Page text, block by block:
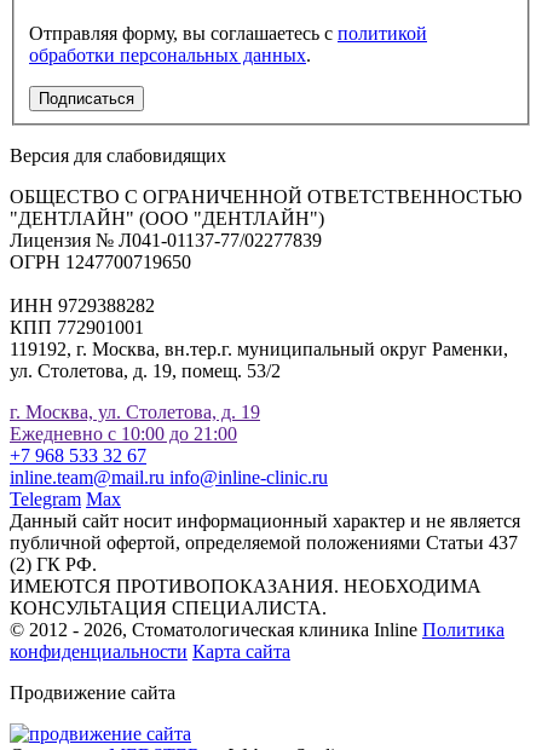
Отправляя форму, вы соглашаетесь с политикой
обработки персональных данных.
Подписаться
Версия для слабовидящих
ОБЩЕСТВО С ОГРАНИЧЕННОЙ ОТВЕТСТВЕННОСТЬЮ
"ДЕНТЛАЙН" (ООО "ДЕНТЛАЙН")
Лицензия № Л041-01137-77/02277839
ОГРН 1247700719650
ИНН 9729388282
КПП 772901001
119192, г. Москва, вн.тер.г. муниципальный округ Раменки,
ул. Столетова, д. 19, помещ. 53/2
г. Москва, ул. Столетова, д. 19
Ежедневно с 10:00 до 21:00
+7 968 533 32 67
inline.team@mail.ru info@inline-clinic.ru
Telegram Max
Данный сайт носит информационный характер и не является
публичной офертой, определяемой положениями Статьи 437
(2) ГК РФ.
ИМЕЮТСЯ ПРОТИВОПОКАЗАНИЯ. НЕОБХОДИМА
КОНСУЛЬТАЦИЯ СПЕЦИАЛИСТА.
© 2012 - 2026, Стоматологическая клиника Inline Политика
конфиденциальности Карта сайта
Продвижение сайта